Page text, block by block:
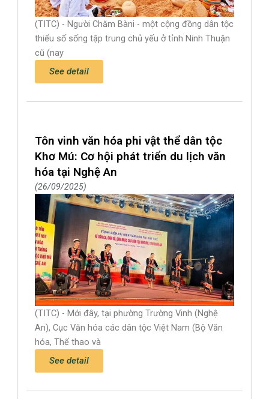
(TITC) - Người Chăm Bàni - một cộng đồng dân tộc
thiểu số sống tập trung chủ yếu ở tỉnh Ninh Thuận
cũ (nay
See detail
Tôn vinh văn hóa phi vật thể dân tộc
Khơ Mú: Cơ hội phát triển du lịch văn
hóa tại Nghệ An
26/09/2025
(TITC) - Mới đây, tại phường Trường Vinh (Nghệ
An), Cục Văn hóa các dân tộc Việt Nam (Bộ Văn
hóa, Thể thao và
See detail